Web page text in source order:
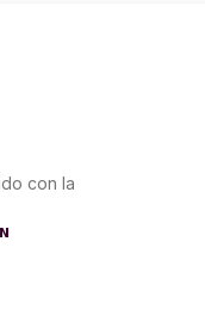
con la